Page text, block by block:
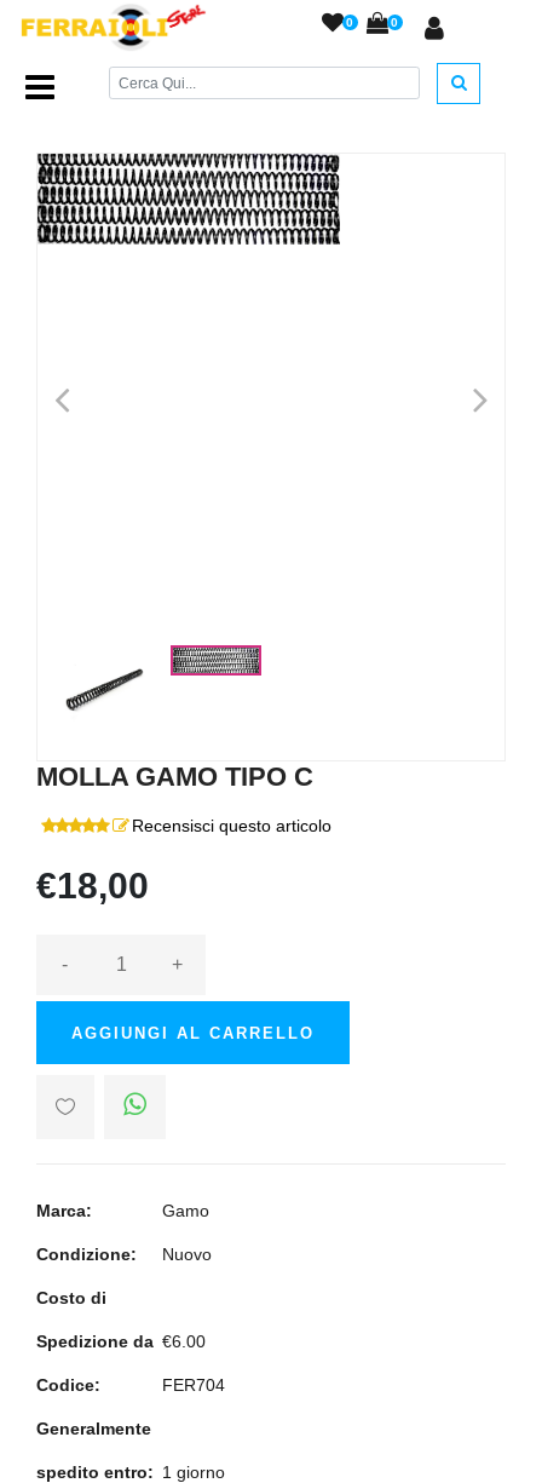
0 0
Home Page/RICAMBI/Molle e Kit/Molla Gamo tipo C
< >
MOLLA GAMO TIPO C
Recensisci questo articolo
€18,00
- +
AGGIUNGI AL CARRELLO
Marca: Gamo
Condizione: Nuovo
Costo di
Spedizione da €6.00
Codice: FER704
Generalmente
spedito entro: 1 giorno